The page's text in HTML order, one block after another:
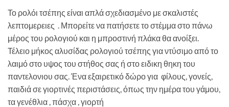
Το ρολόι τσέπης είναι απλά σχεδιασμένο με σκαλιστές
λεπτομερειες . Μπορείτε να πατήσετε το στέμμα στο πάνω
μέρος του ρολογιού και η μπροστινή πλάκα θα ανοίξει.
Τέλειο μήκος αλυσίδας ρολογιού τσέπης για ντύσιμο από το
λαιμό στο υψος του στήθος σας ή στο ειδικη θηκη του
παντελονιου σας. Ένα εξαιρετικό δώρο για φίλους, γονείς,
παιδιά σε γιορτινές περιστάσεις, όπως την ημέρα του γάμου,
τα γενέθλια , πάσχα , γιορτή